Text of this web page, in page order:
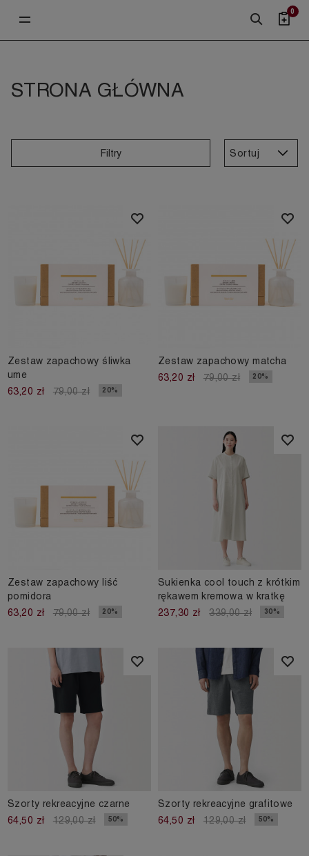
0
STRONA GŁÓWNA
Filtry Sortuj
Zestaw zapachowy śliwka
ume
63,20 zł
79,00 zł 20%
Zestaw zapachowy matcha
63,20 zł
79,00 zł 20%
Zestaw zapachowy liść
pomidora
63,20 zł
79,00 zł 20%
Sukienka cool touch z krótkim
rękawem kremowa w kratkę
237,30 zł
339,00 zł 30%
Szorty rekreacyjne czarne
64,50 zł
129,00 zł 50%
Szorty rekreacyjne grafitowe
64,50 zł
129,00 zł 50%